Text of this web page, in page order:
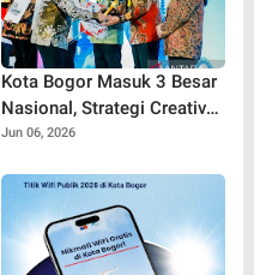
Kota Bogor Masuk 3 Besar
Nasional, Strategi Creative
Financing Pemkot Tuai
Jun 06, 2026